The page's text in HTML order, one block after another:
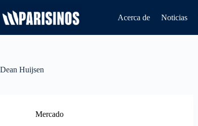
al
contenido
Acerca de Noticias
Dean Huijsen
Mercado